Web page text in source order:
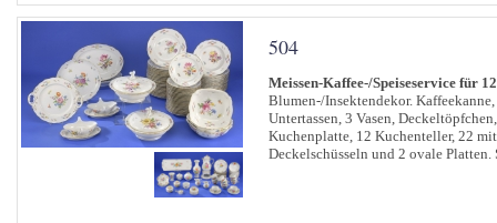
504
Meissen-Kaffee-/Speiseservice für
Blumen-/Insektendekor.
Untertassen, 3 Vasen,
Kuchenplatte, 12 Kuchenteller, 22
Deckelschüsseln und 2 ovale Platten.